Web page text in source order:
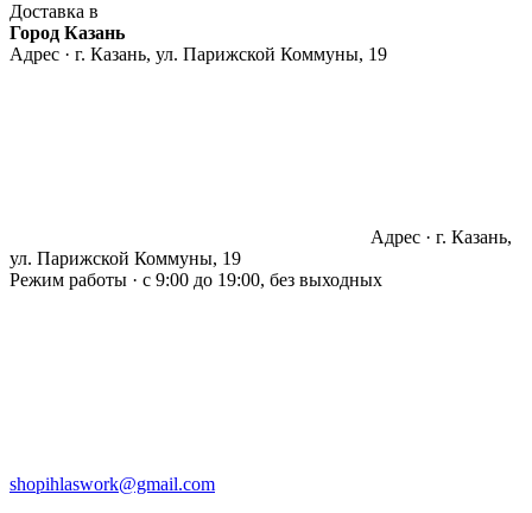
Доставка в
Город Казань
Адрес · г. Казань, ул. Парижской Коммуны, 19
Адрес · г. Казань,
ул. Парижской Коммуны, 19
Режим работы · с 9:00 до 19:00, без выходных
shopihlaswork@gmail.com